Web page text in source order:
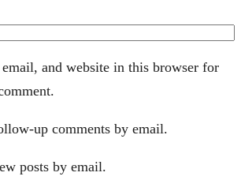
email, and website in this browser for
up comments by email.
posts by email.